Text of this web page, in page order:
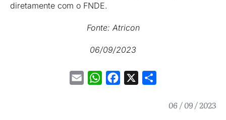
diretamente com o FNDE.
Fonte: Atricon
06/09/2023
Email WhatsAppFacebook
06 / 09 / 2023